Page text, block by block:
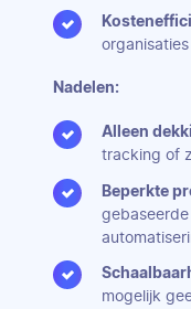
organisaties
Nadelen:
Alleen
tracking of
Beperkte
mogelijk